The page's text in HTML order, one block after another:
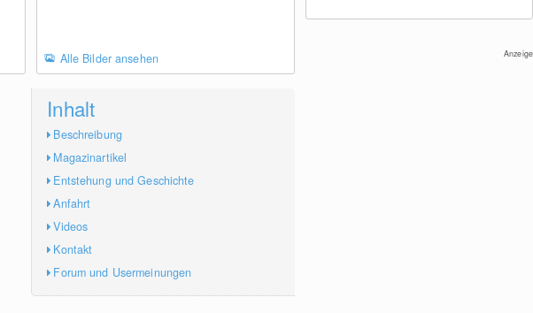
Anzeige
Alle Bilder ansehen
Inhalt
Beschreibung
Magazinartikel
Entstehung und Geschichte
Anfahrt
Videos
Kontakt
Forum und Usermeinungen